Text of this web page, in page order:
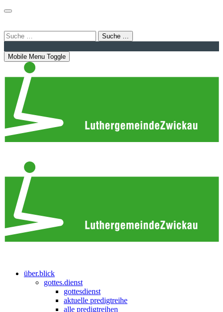
Suche …
Mobile Menu Toggle
über.blick
gottes.dienst
gottesdienst
aktuelle predigtreihe
alle predigtreihen